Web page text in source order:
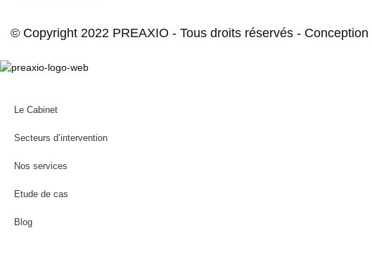
© Copyright 2022 PREAXIO - Tous droits réservés -
Le Cabinet
Secteurs d’intervention
Nos services
Etude de cas
Blog